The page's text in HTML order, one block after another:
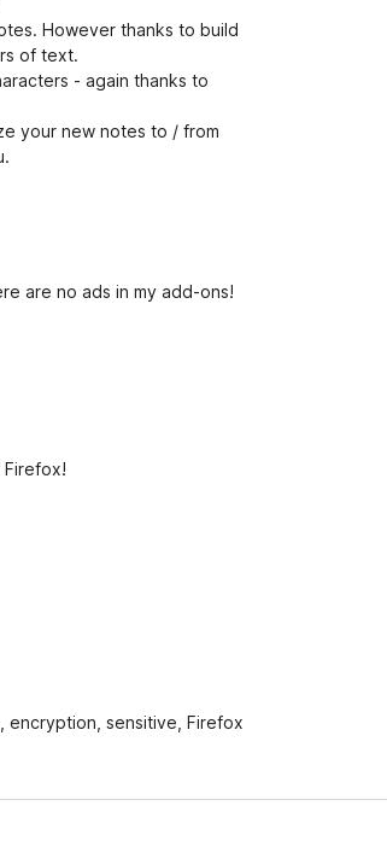
However thanks to build
of text.
- again thanks to
your new notes to / from
are no ads in my add-ons!
encryption, sensitive, Firefox